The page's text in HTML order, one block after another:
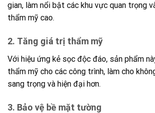
gian, làm nổi bật các khu vực quan trọng
thẩm mỹ cao.
2. Tăng giá trị thẩm mỹ
Với hiệu ứng kẻ sọc độc đáo, sản phẩm
thẩm mỹ cho các công trình, làm cho
sang trọng và hiện đại hơn.
3. Bảo vệ bề mặt tường